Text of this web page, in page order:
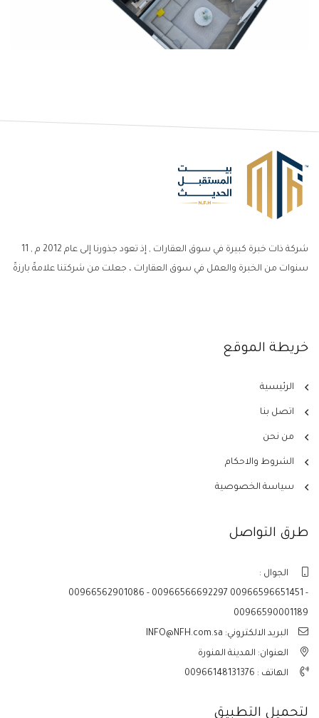
شركة ذات خبرة كبيرة في سوق العقارات , إذ تعود جذورنا إلى عام 2012 م , 11
سنوات من الخبرة والعمل في سوق العقارات ، جعلت من شركتنا علامةً بارزةً
خريطة الموقع
الرئيسية
اتصل بنا
من نحن
الشروط والاحكام
سياسة الخصوصية
طرق التواصل
الجوال :
00966562901086 - 00966566692297 00966596651451 -
00966590001189
البريد الالكتروني: INFO@NFH.com.sa
العنوان: المدينة المنورة
الهاتف : 00966148131376
لتحميل التطبيق